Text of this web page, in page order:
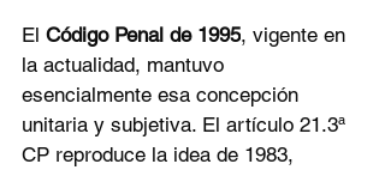
El Código Penal de 1995, vigente en
la actualidad, mantuvo
esencialmente esa concepción
unitaria y subjetiva. El artículo 21.3ª
CP reproduce la idea de 1983,